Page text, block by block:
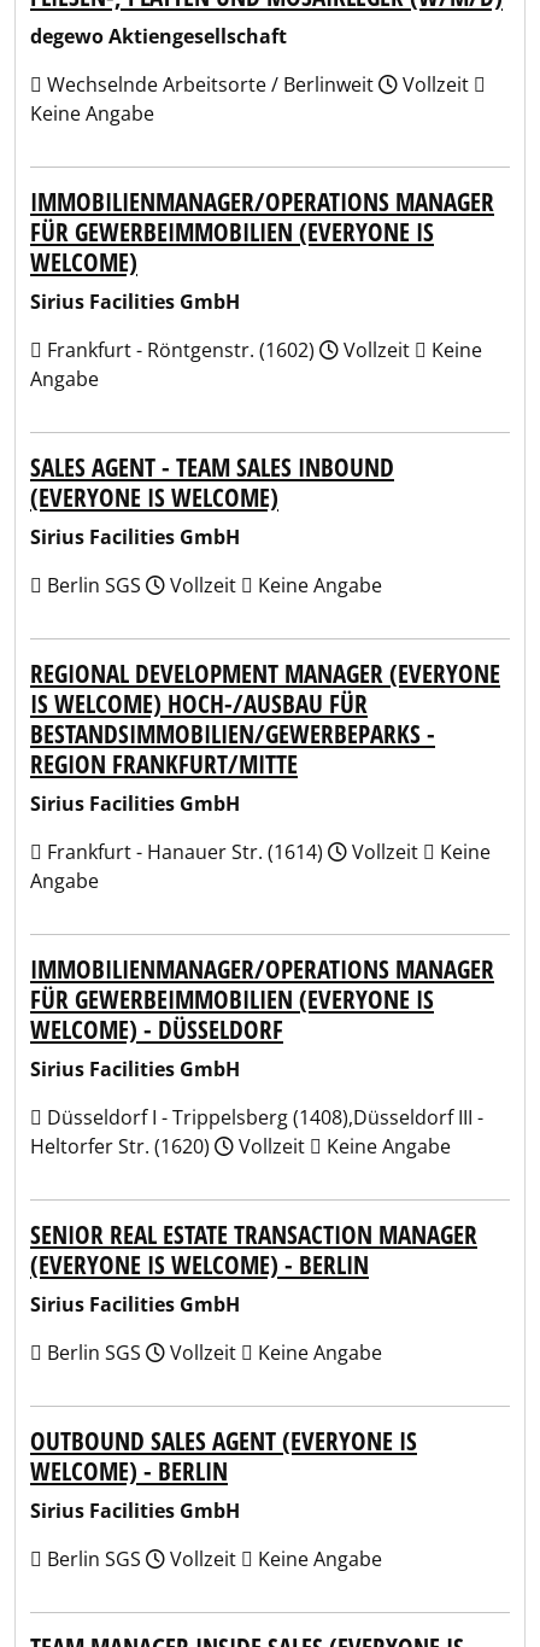
degewo Aktiengesellschaft
Wechselnde Arbeitsorte / Berlinweit
Vollzeit
Keine Angabe
IMMOBILIENMANAGER/OPERATIONS MANAGER
FÜR GEWERBEIMMOBILIEN (EVERYONE IS
WELCOME)
Sirius Facilities GmbH
Frankfurt - Röntgenstr. (1602)
Vollzeit
Keine
Angabe
SALES AGENT - TEAM SALES INBOUND
(EVERYONE IS WELCOME)
Sirius Facilities GmbH
Berlin SGS
Vollzeit Keine Angabe
REGIONAL DEVELOPMENT MANAGER (EVERYONE
IS WELCOME) HOCH-/AUSBAU FÜR
BESTANDSIMMOBILIEN/GEWERBEPARKS -
REGION FRANKFURT/MITTE
Sirius Facilities GmbH
Frankfurt - Hanauer Str. (1614)
Vollzeit
Keine
Angabe
IMMOBILIENMANAGER/OPERATIONS MANAGER
FÜR GEWERBEIMMOBILIEN (EVERYONE IS
WELCOME) - DÜSSELDORF
Sirius Facilities GmbH
Düsseldorf I - Trippelsberg (1408),Düsseldorf III -
Heltorfer Str. (1620)
Vollzeit Keine Angabe
SENIOR REAL ESTATE TRANSACTION MANAGER
(EVERYONE IS WELCOME) - BERLIN
Sirius Facilities GmbH
Berlin SGS
Vollzeit Keine Angabe
OUTBOUND SALES AGENT (EVERYONE IS
WELCOME) - BERLIN
Sirius Facilities GmbH
Berlin SGS
Vollzeit Keine Angabe